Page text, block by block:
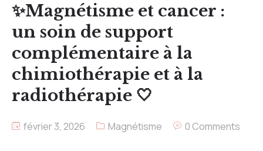
✨Magnétisme et cancer :
un soin de support
complémentaire à la
chimiothérapie et à la
radiothérapie 🤍
février 3, 2026 Magnétisme 0 Comments